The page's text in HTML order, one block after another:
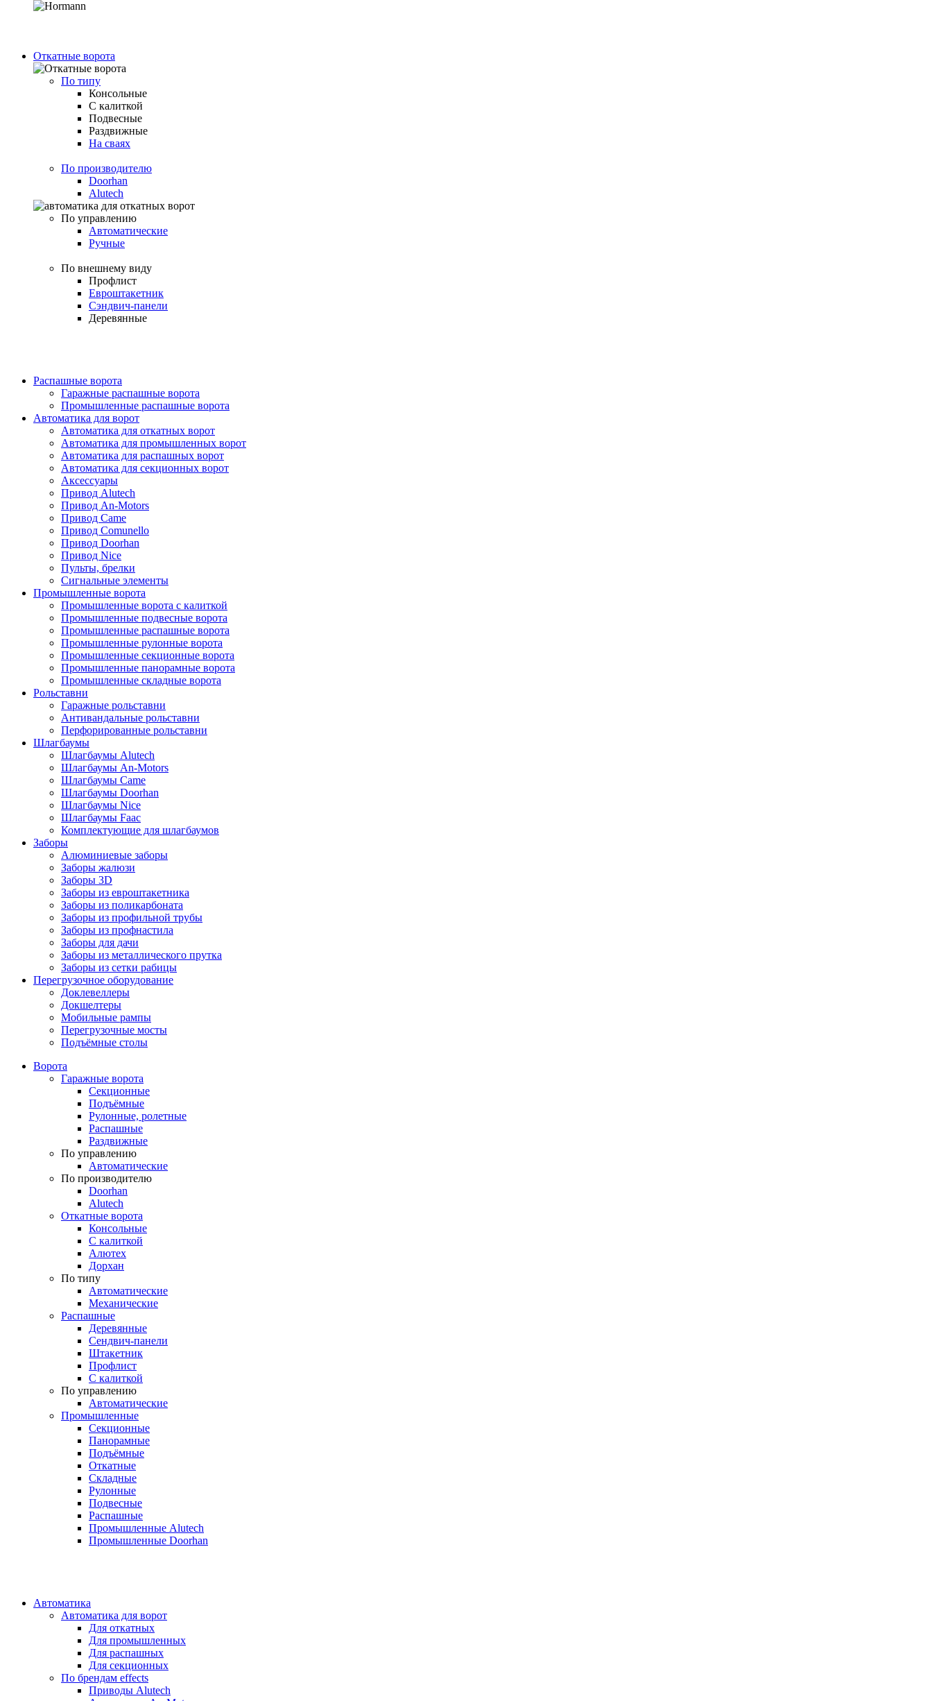
Откатные ворота
По типу
Консольные
С калиткой
Подвесные
Раздвижные
На сваях
По производителю
Doorhan
Alutech
По управлению
Автоматические
Ручные
По внешнему виду
Профлист
Евроштакетник
Сэндвич-панели
Деревянные
Распашные ворота
Гаражные распашные ворота
Промышленные распашные ворота
Автоматика для ворот
Автоматика для откатных ворот
Автоматика для промышленных ворот
Автоматика для распашных ворот
Автоматика для секционных ворот
Аксессуары
Привод Alutech
Привод An-Motors
Привод Came
Привод Comunello
Привод Doorhan
Привод Nice
Пульты, брелки
Сигнальные элементы
Промышленные ворота
Промышленные ворота с калиткой
Промышленные подвесные ворота
Промышленные распашные ворота
Промышленные рулонные ворота
Промышленные секционные ворота
Промышленные панорамные ворота
Промышленные складные ворота
Рольставни
Гаражные рольставни
Антивандальные рольставни
Перфорированные рольставни
Шлагбаумы
Шлагбаумы Alutech
Шлагбаумы An-Motors
Шлагбаумы Came
Шлагбаумы Doorhan
Шлагбаумы Nice
Шлагбаумы Faac
Комплектующие для шлагбаумов
Заборы
Алюминиевые заборы
Заборы жалюзи
Заборы 3D
Заборы из евроштакетника
Заборы из поликарбоната
Заборы из профильной трубы
Заборы из профнастила
Заборы для дачи
Заборы из металлического прутка
Заборы из сетки рабицы
Перегрузочное оборудование
Доклевеллеры
Докшелтеры
Мобильные рампы
Перегрузочные мосты
Подъёмные столы
Ворота
Гаражные ворота
Секционные
Подъёмные
Рулонные, ролетные
Распашные
Раздвижные
По управлению
Автоматические
По производителю
Doorhan
Alutech
Откатные ворота
Консольные
С калиткой
Алютех
Дорхан
По типу
Автоматические
Механические
Распашные
Деревянные
Сендвич-панели
Штакетник
Профлист
С калиткой
По управлению
Автоматические
Промышленные
Секционные
Панорамные
Подъёмные
Откатные
Складные
Рулонные
Подвесные
Распашные
Промышленные Alutech
Промышленные Doorhan
Автоматика
Автоматика для ворот
Для откатных
Для промышленных
Для распашных
Для секционных
По брендам effects
Приводы Alutech